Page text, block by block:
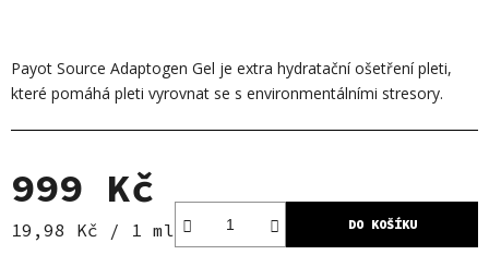
Payot Source Adaptogen Gel je extra hydratační ošetření pleti,
které pomáhá pleti vyrovnat se s environmentálními stresory.
999 Kč
Měrná cena:
19,98 Kč / 1 ml DO KOŠÍKU